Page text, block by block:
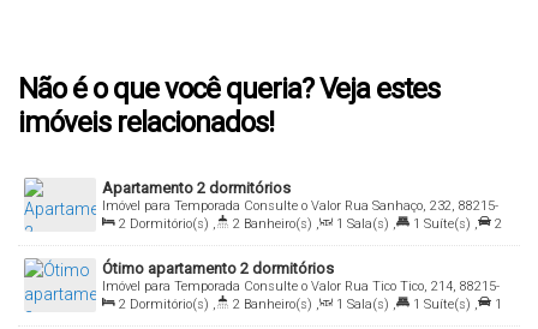
Não é o que você queria? Veja estes
imóveis relacionados!
Apartamento 2 dormitórios
Consulte o Valor
Imóvel para Temporada
Rua Sanhaço, 232, 88215-
000, Bombas, Bombinhas, Santa Catarina, Brasil
2 Dormitório(s) , 2 Banheiro(s) , 1 Sala(s) , 1 Suíte(s) ,
2
Vaga(s) , Útil: 78.00m²
Ótimo apartamento 2 dormitórios
Consulte o Valor
Imóvel para Temporada
Rua Tico Tico, 214, 88215-
000, Bombas, Bombinhas, Santa Catarina, Brasil
2 Dormitório(s) , 2 Banheiro(s) , 1 Sala(s) , 1 Suíte(s) ,
1
Vaga(s) , Útil: 72.00m²